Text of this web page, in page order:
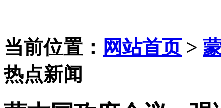
当前位置： 网站首页>
热点新闻